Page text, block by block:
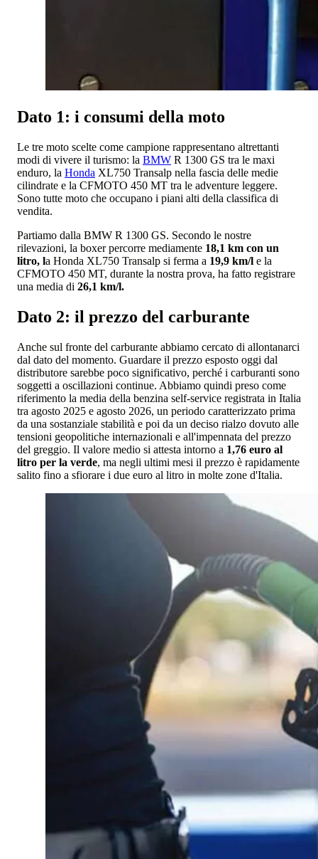
Dato 1: i consumi della moto
Le tre moto scelte come campione rappresentano altrettanti
modi di vivere il turismo: la BMW R 1300 GS tra le maxi
enduro, la Honda XL750 Transalp nella fascia delle medie
cilindrate e la CFMOTO 450 MT tra le adventure leggere.
Sono tutte moto che occupano i piani alti della classifica di
vendita.
Partiamo dalla BMW R 1300 GS. Secondo le nostre
rilevazioni, la boxer percorre mediamente 18,1 km con un
litro, la Honda XL750 Transalp si ferma a 19,9 km/l e la
CFMOTO 450 MT, durante la nostra prova, ha fatto registrare
una media di 26,1 km/l.
Dato 2: il prezzo del carburante
Anche sul fronte del carburante abbiamo cercato di allontanarci
dal dato del momento. Guardare il prezzo esposto oggi dal
distributore sarebbe poco significativo, perché i carburanti sono
soggetti a oscillazioni continue. Abbiamo quindi preso come
riferimento la media della benzina self-service registrata in Italia
tra agosto 2025 e agosto 2026, un periodo caratterizzato prima
da una sostanziale stabilità e poi da un deciso rialzo dovuto alle
tensioni geopolitiche internazionali e all'impennata del prezzo
del greggio. Il valore medio si attesta intorno a 1,76 euro al
litro per la verde, ma negli ultimi mesi il prezzo è rapidamente
salito fino a sfiorare i due euro al litro in molte zone d'Italia.